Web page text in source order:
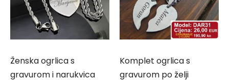
Ženska ogrlica s
gravurom i narukvica
Komplet ogrlica s
gravurom po želji